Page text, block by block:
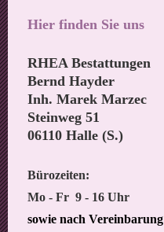
Hier finden Sie uns
RHEA Bestattungen
Bernd Hayder
Inh. Marek Marzec
Steinweg 51
06110 Halle (S.)
Bürozeiten:
Mo - Fr 9 - 16 Uhr
sowie nach Vereinbarung